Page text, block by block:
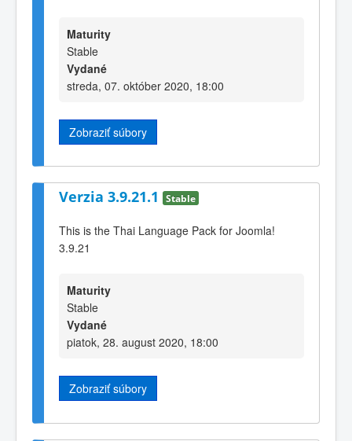
Maturity
Stable
Vydané
streda, 07. október 2020, 18:00
Zobraziť súbory
Verzia 3.9.21.1 Stable
This is the Thai Language Pack for Joomla!
3.9.21
Maturity
Stable
Vydané
piatok, 28. august 2020, 18:00
Zobraziť súbory